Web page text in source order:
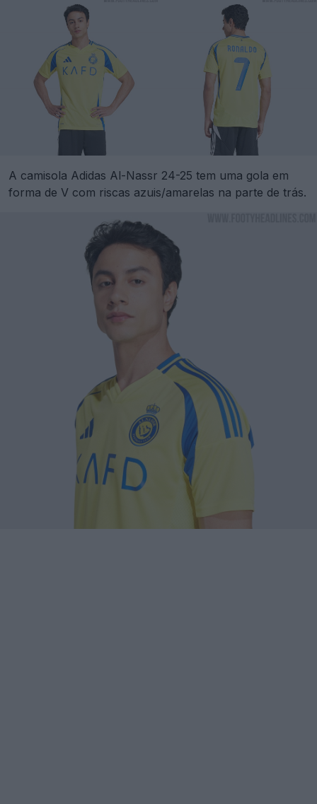
A camisola Adidas Al-Nassr 24-25 tem uma gola em
forma de V com riscas azuis/amarelas na parte de trás.